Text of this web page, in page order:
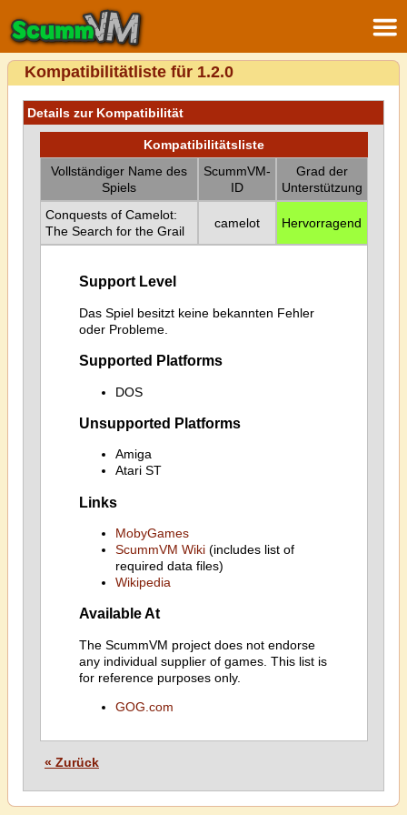
Kompatibilitätliste für 1.2.0
Details zur Kompatibilität
Kompatibilitätsliste
Vollständiger Name des
Spiels
ScummVM-
ID
Grad der
Unterstützung
Conquests of Camelot:
The Search for the Grail
camelot Hervorragend
Support Level
Das Spiel besitzt keine bekannten Fehler
oder Probleme.
Supported Platforms
DOS
Unsupported Platforms
Amiga
Atari ST
Links
MobyGames
ScummVM Wiki(includes list of
required data files)
Wikipedia
Available At
The ScummVM project does not endorse
any individual supplier of games. This list is
for reference purposes only.
GOG.com
« Zurück